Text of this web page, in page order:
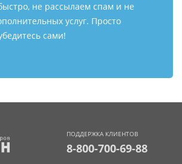
не рассылаем спам и не
услуг. Просто
сами!
ПОДДЕРЖКА КЛИЕНТОВ
8-800-700-69-88